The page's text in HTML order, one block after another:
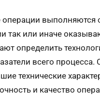
выполняются
так или иначе
определить
всего
технические
и качество